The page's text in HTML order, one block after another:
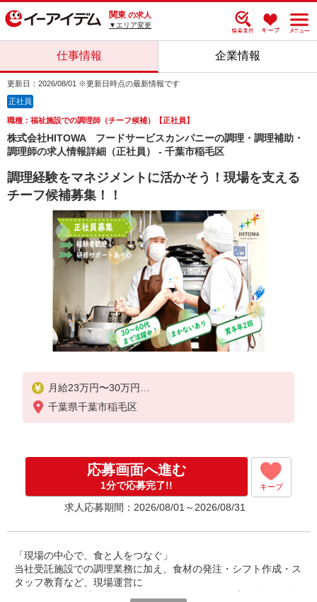
関東 の求人
▼エリア変更
仕事情報 企業情報
更新日：2026/08/01 ※更新日時点の最新情報です
正社員
職種：福祉施設での調理師（チーフ候補）【正社員】
株式会社HITOWA フードサービスカンパニーの調理・調理補助・
調理師の求人情報詳細（正社員） - 千葉市稲毛区
調理経験をマネジメントに活かそう！現場を支える
チーフ候補募集！！
月給23万円〜30万円
※給与は経験や前職給与に応じて決定します。
千葉県千葉市稲毛区
応募画面へ進む
1分で応募完了!! キープ
求人応募期間：2026/08/01～2026/08/31
「現場の中心で、食と人をつなぐ」
当社受託施設での調理業務に加え、食材の発注・シフト作成・ス
タッフ教育など、現場運営に